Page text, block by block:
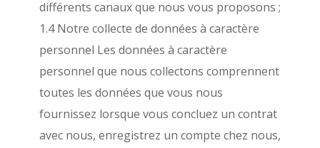
différents canaux que nous vous proposons ;
1.4 Notre collecte de données à caractère
personnel Les données à caractère
personnel que nous collectons comprennent
toutes les données que vous nous
fournissez lorsque vous concluez un contrat
avec nous, enregistrez un compte chez nous,